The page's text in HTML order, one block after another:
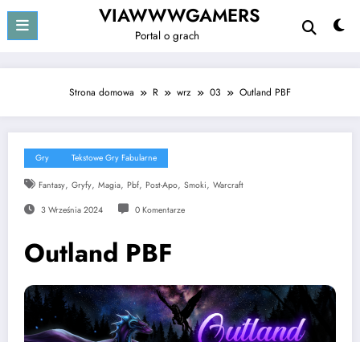
treści
VIAWWWGAMERS
Portal o grach
Strona domowa R wrz 03 Outland PBF
Gry Tekstowe Gry Fabularne
Fantasy, Gryfy, Magia, Pbf, Post-Apo, Smoki, Warcraft
3 Września 2024 0 Komentarze
Outland PBF